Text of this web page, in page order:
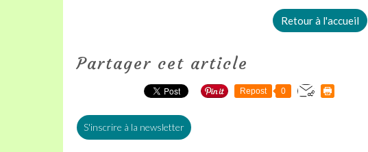
Retour à l'accueil
Partager cet article
Repost 0
S'inscrire à la newsletter